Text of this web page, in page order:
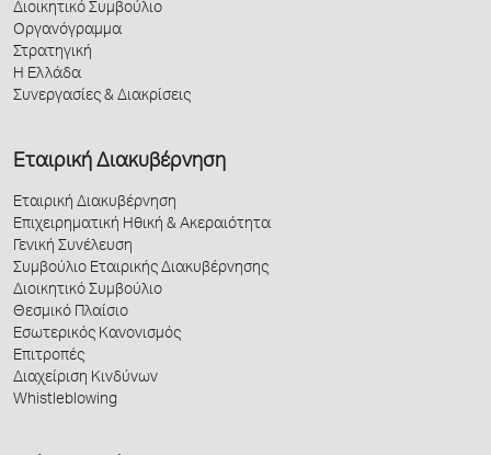
Διοικητικό Συμβούλιο
Οργανόγραμμα
Στρατηγική
Η Ελλάδα
Συνεργασίες & Διακρίσεις
Εταιρική Διακυβέρνηση
Εταιρική Διακυβέρνηση
Επιχειρηματική Ηθική & Ακεραιότητα
Γενική Συνέλευση
Συμβούλιο Εταιρικής Διακυβέρνησης
Διοικητικό Συμβούλιο
Θεσμικό Πλαίσιο
Εσωτερικός Κανονισμός
Επιτροπές
Διαχείριση Κινδύνων
Whistleblowing